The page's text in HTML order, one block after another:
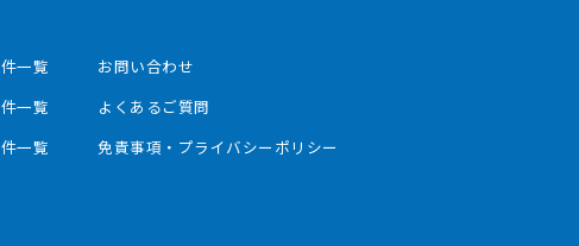
⼀覧
⼀覧
⼀覧
お問い合わせ
よくあるご質問
免責事項‧プライバシーポリシー